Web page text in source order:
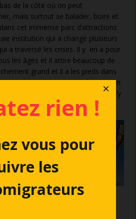
de la côte où on peut
mais surtout se balader, boire et
cet immense parc d’attractions
institution qui a changé plusieurs
a traversé les crises. Il y en a pour
les âges et il attire beaucoup de
grand et il a les pieds dans
Joël sera bien tenté le lendemain
finalement y renoncera… C’est t’y
rien !
vous pour
les
×